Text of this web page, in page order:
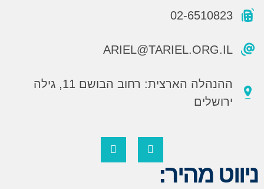
02-6510823
ARIEL@TARIEL.ORG.IL
ההנהלה הארצית: רחוב הבושם 11, גילה
ירושלים
ניווט מהיר: